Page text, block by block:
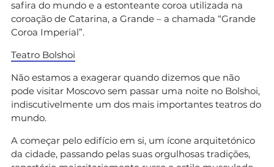
safira do mundo e a estonteante coroa utilizada na
coroação de Catarina, a Grande – a chamada “Grande
Coroa Imperial”.
Teatro Bolshoi
Não estamos a exagerar quando dizemos que não
pode visitar Moscovo sem passar uma noite no Bolshoi,
indiscutivelmente um dos mais importantes teatros do
mundo.
A começar pelo edifício em si, um ícone arquitetónico
da cidade, passando pelas suas orgulhosas tradições,